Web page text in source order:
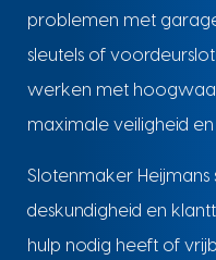
problemen met
sleutels of
werken met
maximale veiligheid
Slotenmaker
deskundigheid en
hulp nodig heeft of